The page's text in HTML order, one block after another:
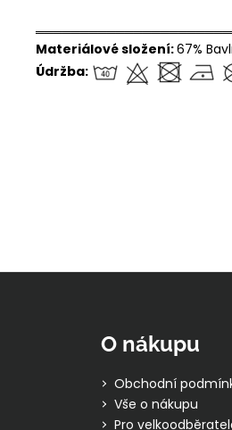
Materiálové složení:67%
Údržba:
O nákupu
Obchodní
Vše o nákupu
Pro